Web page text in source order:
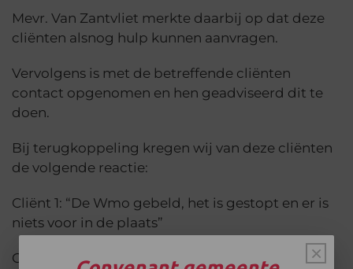
Mevr. Van Zantvliet merkte daarbij op dat deze
cliënten alsnog hulp kunnen aanvragen.
Vervolgens is met de betreffende cliënten
contact opgenomen en hen geadviseerd dit te
doen.
Bij terugkoppeling kregen wij van deze cliënten
de volgende reactie:
Cliënt 1: “De Wmo gebeld, het is gestopt en er is
niets voor in de plaats”
Cliënt 2: “De Wmo trekt zich terug achter de ×